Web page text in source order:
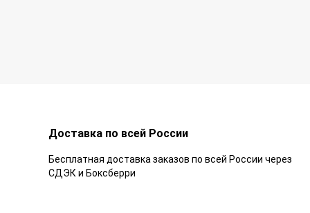
Доставка по всей России
Бесплатная доставка заказов по всей России через
СДЭК и Боксберри